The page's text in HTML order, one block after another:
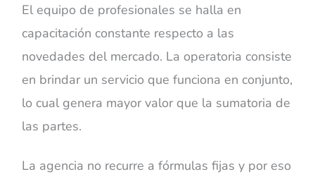
El equipo de profesionales se halla en
capacitación constante respecto a las
novedades del mercado. La operatoria consiste
en brindar un servicio que funciona en conjunto,
lo cual genera mayor valor que la sumatoria de
las partes.
La agencia no recurre a fórmulas fijas y por eso